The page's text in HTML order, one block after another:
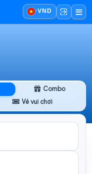
·VND
Combo
Vé vui chơi